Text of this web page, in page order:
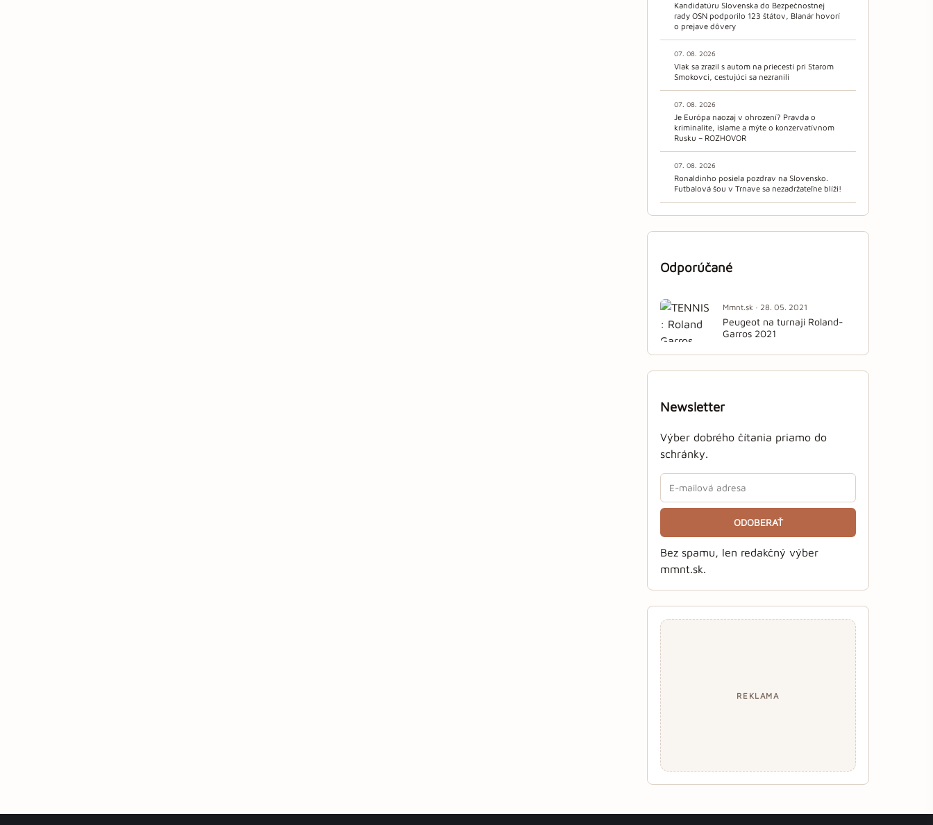
Kandidatúru Slovenska do Bezpečnostnej
rady OSN podporilo 123 štátov, Blanár hovorí
o prejave dôvery
07. 08. 2026
Vlak sa zrazil s autom na priecestí pri Starom
Smokovci, cestujúci sa nezranili
07. 08. 2026
Je Európa naozaj v ohrození? Pravda o
kriminalite, islame a mýte o konzervatívnom
Rusku – ROZHOVOR
07. 08. 2026
Ronaldinho posiela pozdrav na Slovensko.
Futbalová šou v Trnave sa nezadržateľne blíži!
Odporúčané
Mmnt.sk · 28. 05. 2021
Peugeot na turnaji Roland-
Garros 2021
Newsletter
Výber dobrého čítania priamo do
schránky.
ODOBERAŤ
Bez spamu, len redakčný výber
mmnt.sk.
REKLAMA